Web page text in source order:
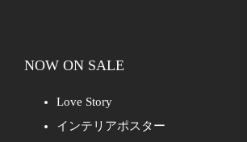
NOW ON SALE
Love Story
インテリアポスター